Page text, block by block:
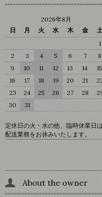
2026年8月
日
月 火 水 木 金
1
2
3 4 5 6 7
8
9
10 11 12 13 14
15
16
17 18 19 20 21
23
24 25 26 27 28
30
31
定休日の火・水の他、臨時休業日は
配送業務をお休みいたします。
About the owner